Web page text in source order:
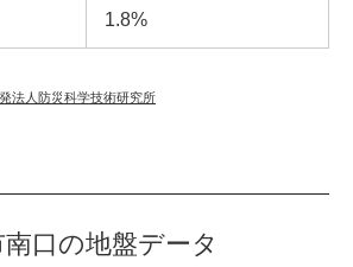
1.8%
法人防災科学技術研究所
口の地盤データ